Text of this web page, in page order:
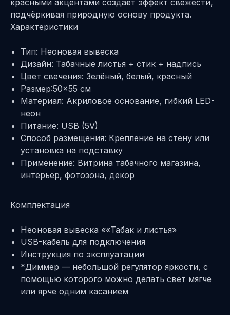
подчёркивая природную основу продукта.
Характеристики
Тип: Неоновая вывеска
Дизайн: Табачные листья + стик + надпись
Цвет свечения: Зелёный, белый, красный
Размер:50×55 см
Материал: Акриловое основание, гибкий LED-
неон
Питание: USB (5V)
Способ размещения: Крепление на стену или
установка на подставку
Применение: Витрина табачного магазина,
интерьер, фотозона, декор
Комплектация
Неоновая вывеска ««Табак и листья»
USB-кабель для подключения
Инструкция по эксплуатации
*Диммер — небольшой регулятор яркости, с
помощью которого можно делать свет мягче
или ярче одним касанием